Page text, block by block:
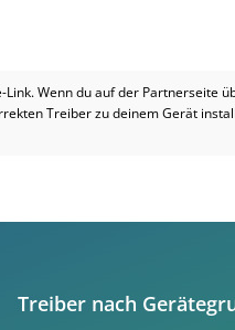
Wenn du auf der Partnerseite
Treiber zu deinem Gerät
Treiber nach